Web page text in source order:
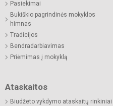
Pasiekimai
Bukiškio pagrindinės mokyklos
himnas
Tradicijos
Bendradarbiavimas
Priėmimas į mokyklą
Ataskaitos
Biudžeto vykdymo ataskaitų rinkiniai